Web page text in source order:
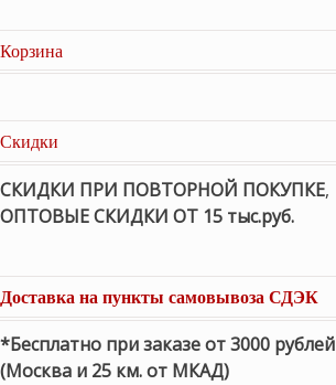
Корзина
Скидки
СКИДКИ ПРИ ПОВТОРНОЙ ПОКУПКЕ,
ОПТОВЫЕ СКИДКИ ОТ 15 тыс.руб.
Доставка на пункты самовывоза СДЭК
*Бесплатно при заказе от 3000 рублей
(Москва и 25 км. от МКАД)